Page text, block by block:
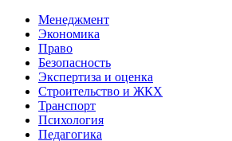
Менеджмент
Экономика
Право
Безопасность
Экспертиза и оценка
Строительство и ЖКХ
Транспорт
Психология
Педагогика